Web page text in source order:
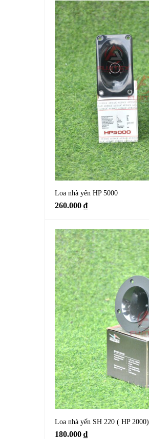
Loa nhà yến HP 5000
260.000 ₫
Loa nhà yến SH 220 ( HP 2000)
180.000 ₫